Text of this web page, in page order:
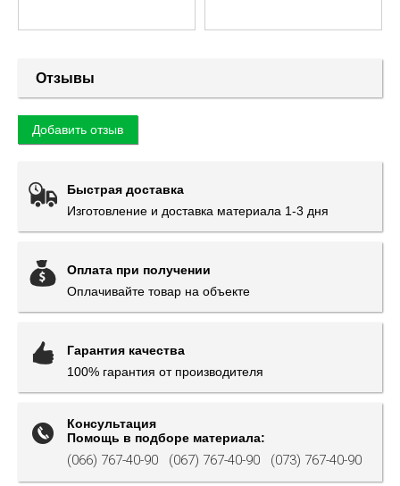
Отзывы
Добавить отзыв
Быстрая доставка
Изготовление и доставка материала 1-3 дня
Оплата при получении
Оплачивайте товар на объекте
Гарантия качества
100% гарантия от производителя
Консультация
Помощь в подборе материала:
(066) 767-40-90 (067) 767-40-90 (073) 767-40-90